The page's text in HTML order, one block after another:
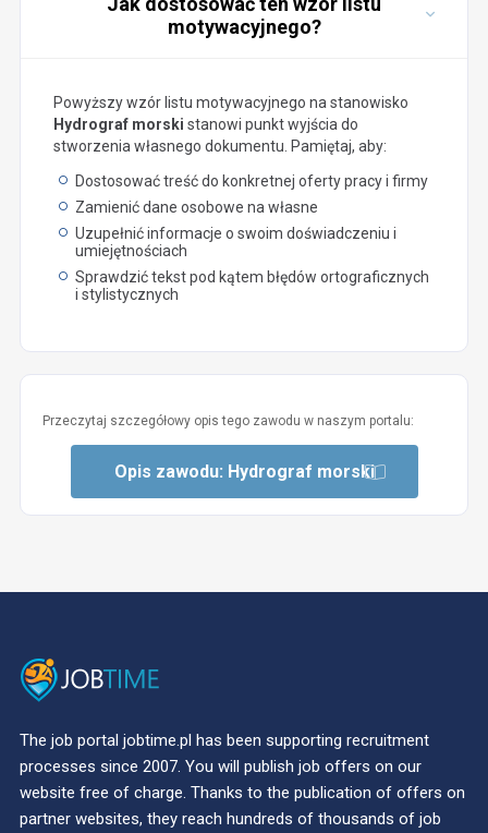
motywacyjnego?
Powyższy wzór listu motywacyjnego na stanowisko
Hydrograf morski stanowi punkt wyjścia do
stworzenia własnego dokumentu. Pamiętaj, aby:
Dostosować treść do konkretnej oferty pracy i firmy
Zamienić dane osobowe na własne
Uzupełnić informacje o swoim doświadczeniu i
umiejętnościach
Sprawdzić tekst pod kątem błędów ortograficznych
i stylistycznych
Przeczytaj szczegółowy opis tego zawodu w naszym portalu:
Opis zawodu: Hydrograf morski
The job portal jobtime.pl has been supporting recruitment
processes since 2007. You will publish job offers on our
website free of charge. Thanks to the publication of offers on
partner websites, they reach hundreds of thousands of job